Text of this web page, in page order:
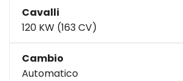
Cavalli
120 KW (163 CV)
Cambio
Automatico